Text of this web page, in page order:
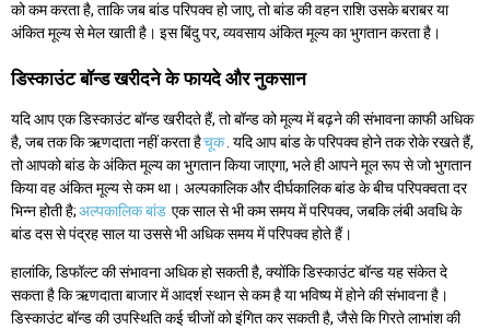
को कम करता है, ताकि जब बांड परिपक्व हो जाए, तो बांड की वहन राशि उसके बराबर या
अंकित मूल्य से मेल खाती है। इस बिंदु पर, व्यवसाय अंकित मूल्य का भुगतान करता है।
डिस्काउंट बॉन्ड खरीदने के फायदे और नुकसान
यदि आप एक डिस्काउंट बॉन्ड खरीदते हैं, तो बॉन्ड को मूल्य में बढ़ने की संभावना काफी अधिक
है, जब तक कि ऋणदाता नहीं करता हैचूक . यदि आप बांड के परिपक्व होने तक रोके रखते हैं,
तो आपको बांड के अंकित मूल्य का भुगतान किया जाएगा, भले ही आपने मूल रूप से जो भुगतान
किया वह अंकित मूल्य से कम था। अल्पकालिक और दीर्घकालिक बांड के बीच परिपक्वता दर
भिन्न होती है;अल्पकालिक बांड एक साल से भी कम समय में परिपक्व, जबकि लंबी अवधि के
बांड दस से पंद्रह साल या उससे भी अधिक समय में परिपक्व होते हैं।
हालांकि, डिफॉल्ट की संभावना अधिक हो सकती है, क्योंकि डिस्काउंट बॉन्ड यह संकेत दे
सकता है कि ऋणदाता बाजार में आदर्श स्थान से कम है या भविष्य में होने की संभावना है।
डिस्काउंट बॉन्ड की उपस्थिति कई चीजों को इंगित कर सकती है, जैसे कि गिरते लाभांश की